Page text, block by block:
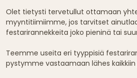
Olet tietysti tervetullut ottamaan
myyntitiimiimme, jos tarvitset
festarirannekkeita joko pieninä tai
Teemme useita eri tyyppisiä
pystymme vastaamaan lähes kaikkiin